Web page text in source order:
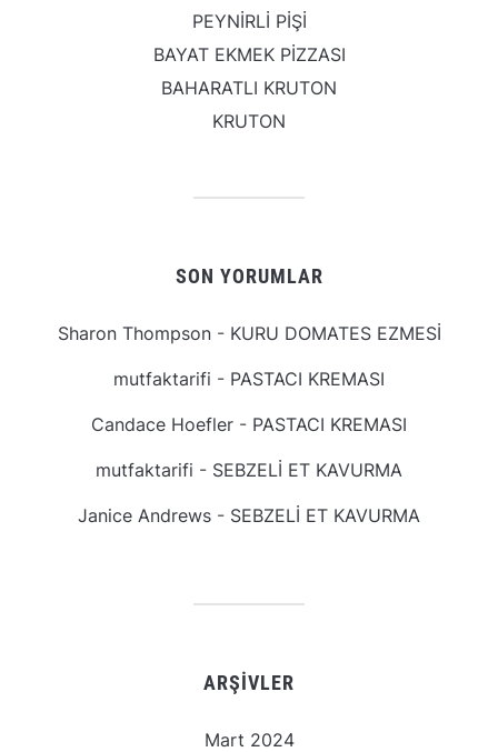
PEYNİRLİ PİŞİ
BAYAT EKMEK PİZZASI
BAHARATLI KRUTON
KRUTON
SON YORUMLAR
Sharon Thompson- KURU DOMATES EZMESİ
mutfaktarifi - PASTACI KREMASI
Candace Hoefler - PASTACI KREMASI
mutfaktarifi - SEBZELİ ET KAVURMA
Janice Andrews - SEBZELİ ET KAVURMA
ARŞIVLER
Mart 2024